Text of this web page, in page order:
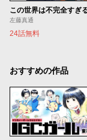
この世界は不完全すぎ
左藤真通
24話無料
おすすめの作品